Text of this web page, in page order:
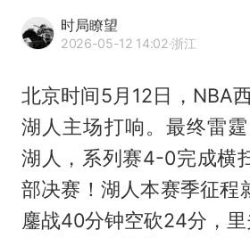
时局瞭望
2026-05-12 14:02·浙江
北京时间5月12日，NBA
湖人主场打响。最终雷
湖人，系列赛4-0完成横
部决赛！湖人本赛季征程
鏖战40分钟空砍24分，